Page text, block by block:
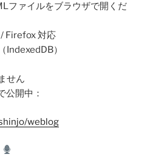
ファイルをブラウザで開くだ
Firefox 対応
IndexedDB）
せん
公開中：
weblog